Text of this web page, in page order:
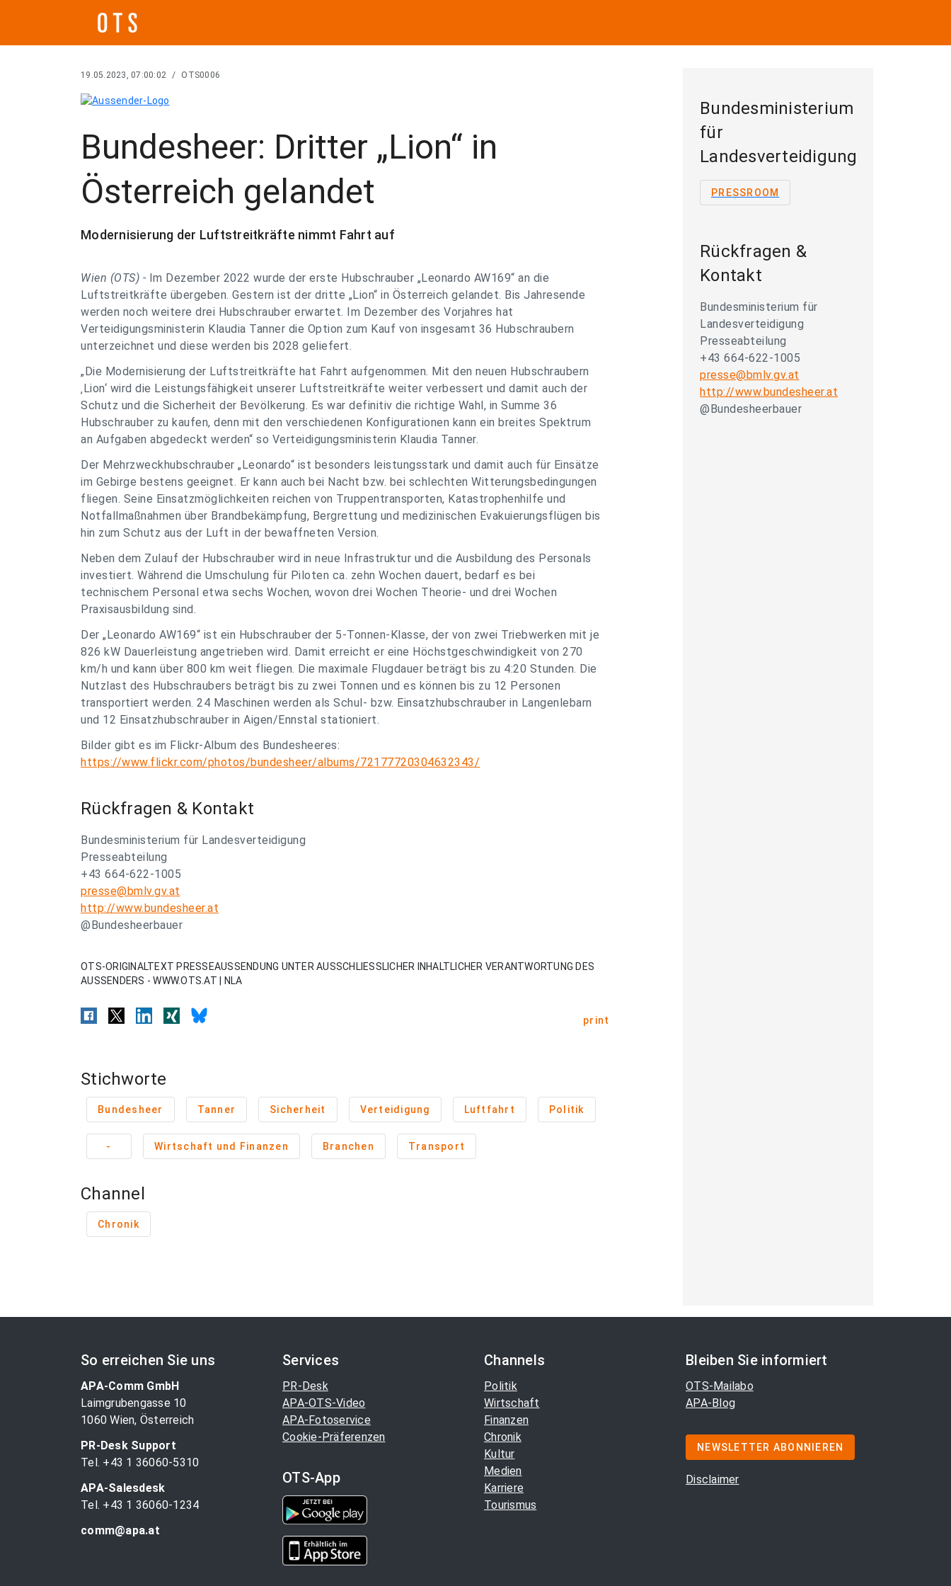
19.05.2023, 07:00:02 / OTS0006
Bundesheer: Dritter „Lion“ in
Österreich gelandet
Modernisierung der Luftstreitkräfte nimmt Fahrt auf
Wien (OTS) - Im Dezember 2022 wurde der erste Hubschrauber „Leonardo AW169“ an die
Luftstreitkräfte übergeben. Gestern ist der dritte „Lion“ in Österreich gelandet. Bis Jahresende
werden noch weitere drei Hubschrauber erwartet. Im Dezember des Vorjahres hat
Verteidigungsministerin Klaudia Tanner die Option zum Kauf von insgesamt 36 Hubschraubern
unterzeichnet und diese werden bis 2028 geliefert.
„Die Modernisierung der Luftstreitkräfte hat Fahrt aufgenommen. Mit den neuen Hubschraubern
‚Lion‘ wird die Leistungsfähigkeit unserer Luftstreitkräfte weiter verbessert und damit auch der
Schutz und die Sicherheit der Bevölkerung. Es war definitiv die richtige Wahl, in Summe 36
Hubschrauber zu kaufen, denn mit den verschiedenen Konfigurationen kann ein breites Spektrum
an Aufgaben abgedeckt werden“ so Verteidigungsministerin Klaudia Tanner.
Der Mehrzweckhubschrauber „Leonardo“ ist besonders leistungsstark und damit auch für Einsätze
im Gebirge bestens geeignet. Er kann auch bei Nacht bzw. bei schlechten Witterungsbedingungen
fliegen. Seine Einsatzmöglichkeiten reichen von Truppentransporten, Katastrophenhilfe und
Notfallmaßnahmen über Brandbekämpfung, Bergrettung und medizinischen Evakuierungsflügen bis
hin zum Schutz aus der Luft in der bewaffneten Version.
Neben dem Zulauf der Hubschrauber wird in neue Infrastruktur und die Ausbildung des Personals
investiert. Während die Umschulung für Piloten ca. zehn Wochen dauert, bedarf es bei
technischem Personal etwa sechs Wochen, wovon drei Wochen Theorie- und drei Wochen
Praxisausbildung sind.
Der „Leonardo AW169“ ist ein Hubschrauber der 5-Tonnen-Klasse, der von zwei Triebwerken mit je
826 kW Dauerleistung angetrieben wird. Damit erreicht er eine Höchstgeschwindigkeit von 270
km/h und kann über 800 km weit fliegen. Die maximale Flugdauer beträgt bis zu 4:20 Stunden. Die
Nutzlast des Hubschraubers beträgt bis zu zwei Tonnen und es können bis zu 12 Personen
transportiert werden. 24 Maschinen werden als Schul- bzw. Einsatzhubschrauber in Langenlebarn
und 12 Einsatzhubschrauber in Aigen/Ennstal stationiert.
Bilder gibt es im Flickr-Album des Bundesheeres:
https://www.flickr.com/photos/bundesheer/albums/72177720304632343/
Rückfragen & Kontakt
Bundesministerium für Landesverteidigung
Presseabteilung
+43 664-622-1005
presse@bmlv.gv.at
http://www.bundesheer.at
@Bundesheerbauer
OTS-ORIGINALTEXT PRESSEAUSSENDUNG UNTER AUSSCHLIESSLICHER INHALTLICHER VERANTWORTUNG DES
AUSSENDERS - WWW.OTS.AT | NLA
print
Stichworte
Bundesheer Tanner Sicherheit Verteidigung Luftfahrt Politik
- Wirtschaft und Finanzen Branchen Transport
Channel
Chronik
Bundesministerium
für
Landesverteidigung
PRESSROOM
Rückfragen &
Kontakt
Bundesministerium für
Landesverteidigung
Presseabteilung
+43 664-622-1005
presse@bmlv.gv.at
http://www.bundesheer.at
@Bundesheerbauer
So erreichen Sie uns
APA-Comm GmbH
Laimgrubengasse 10
1060 Wien, Österreich
PR-Desk Support
Tel. +43 1 36060-5310
APA-Salesdesk
Tel. +43 1 36060-1234
comm@apa.at
Services
PR-Desk
APA-OTS-Video
APA-Fotoservice
Cookie-Präferenzen
OTS-App
Channels
Politik
Wirtschaft
Finanzen
Chronik
Kultur
Medien
Karriere
Tourismus
Bleiben Sie informiert
OTS-Mailabo
APA-Blog
NEWSLETTER ABONNIEREN
Disclaimer